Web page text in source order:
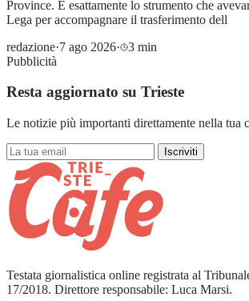
Province. È esattamente lo strumento che
Lega per accompagnare il trasferimento dell
redazione·7 ago 2026·
3 min
Pubblicità
Resta aggiornato su Trieste
Le notizie più importanti direttamente nella tua
Iscriviti
Testata giornalistica online registrata al
17/2018. Direttore responsabile: Luca Marsi.